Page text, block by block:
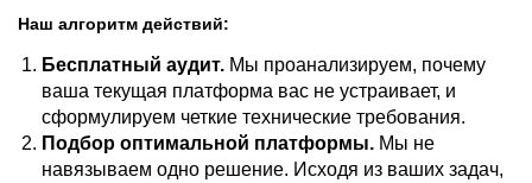
Наш алгоритм действий:
Бесплатный аудит. Мы проанализируем, почему
ваша текущая платформа вас не устраивает, и
сформулируем четкие технические требования.
Подбор оптимальной платформы. Мы не
навязываем одно решение. Исходя из ваших задач,